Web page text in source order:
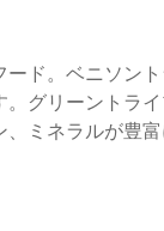
ード。ベニソン
。グリーントラ
ミネラルが豊富